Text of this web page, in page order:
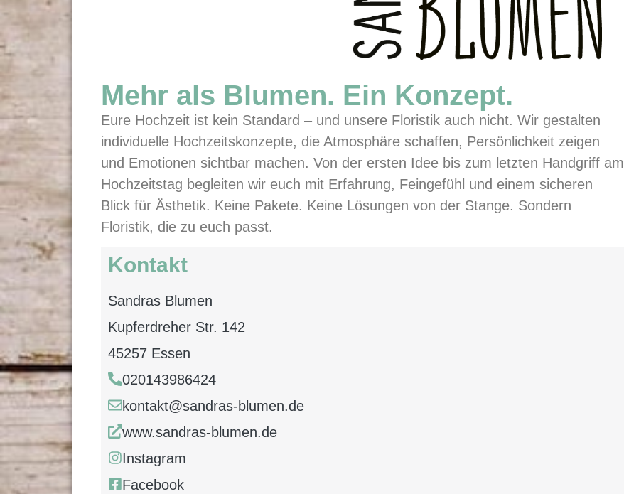
Mehr als Blumen. Ein Konzept.
Eure Hochzeit ist kein Standard – und unsere Floristik auch nicht. Wir gestalten
individuelle Hochzeitskonzepte, die Atmosphäre schaffen, Persönlichkeit zeigen
und Emotionen sichtbar machen. Von der ersten Idee bis zum letzten Handgriff am
Hochzeitstag begleiten wir euch mit Erfahrung, Feingefühl und einem sicheren
Blick für Ästhetik. Keine Pakete. Keine Lösungen von der Stange. Sondern
Floristik, die zu euch passt.
Kontakt
Sandras Blumen
Kupferdreher Str. 142
45257 Essen
020143986424
kontakt@sandras-blumen.de
www.sandras-blumen.de
Instagram
Facebook